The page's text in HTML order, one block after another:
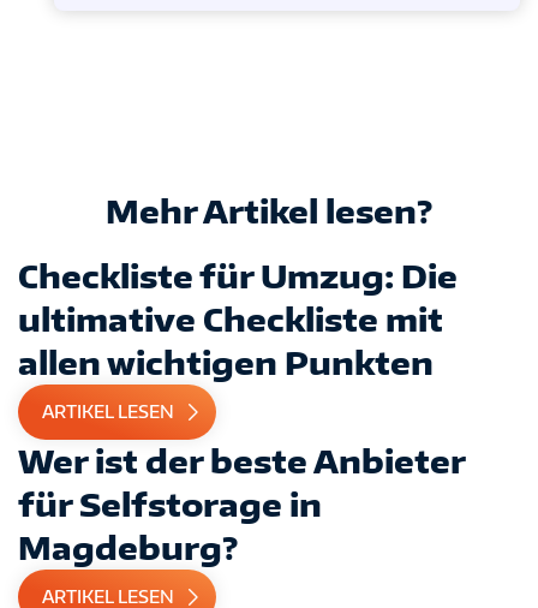
Mehr Artikel lesen?
Checkliste für Umzug: Die
ultimative Checkliste mit
allen wichtigen Punkten
ARTIKEL LESEN
Wer ist der beste Anbieter
für Selfstorage in
Magdeburg?
ARTIKEL LESEN